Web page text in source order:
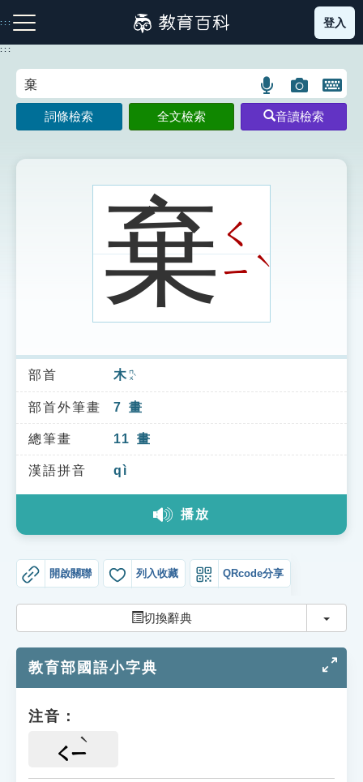
到
主
:::
注音索引圖示 筆畫索引圖示 部首索引表圖示
索引選單
知識索引
單字索引
生命大百科索引
教學應用
貓頭鷹博士
登入
:::
語
言
搜
示
圖
片
搜
開
鍵
圖
詞條檢索 全文檢索 音讀檢索
棄 ㄑ
ㄧˋ
部首 木ㄇㄨˋ
部首外筆畫 7 畫
總筆畫 11 畫
漢語拼音 qì
播放
開啟關聯 列入收藏 QRcode分享
切換辭典 切換
教育部國語小字典
注音：
ㄑㄧ